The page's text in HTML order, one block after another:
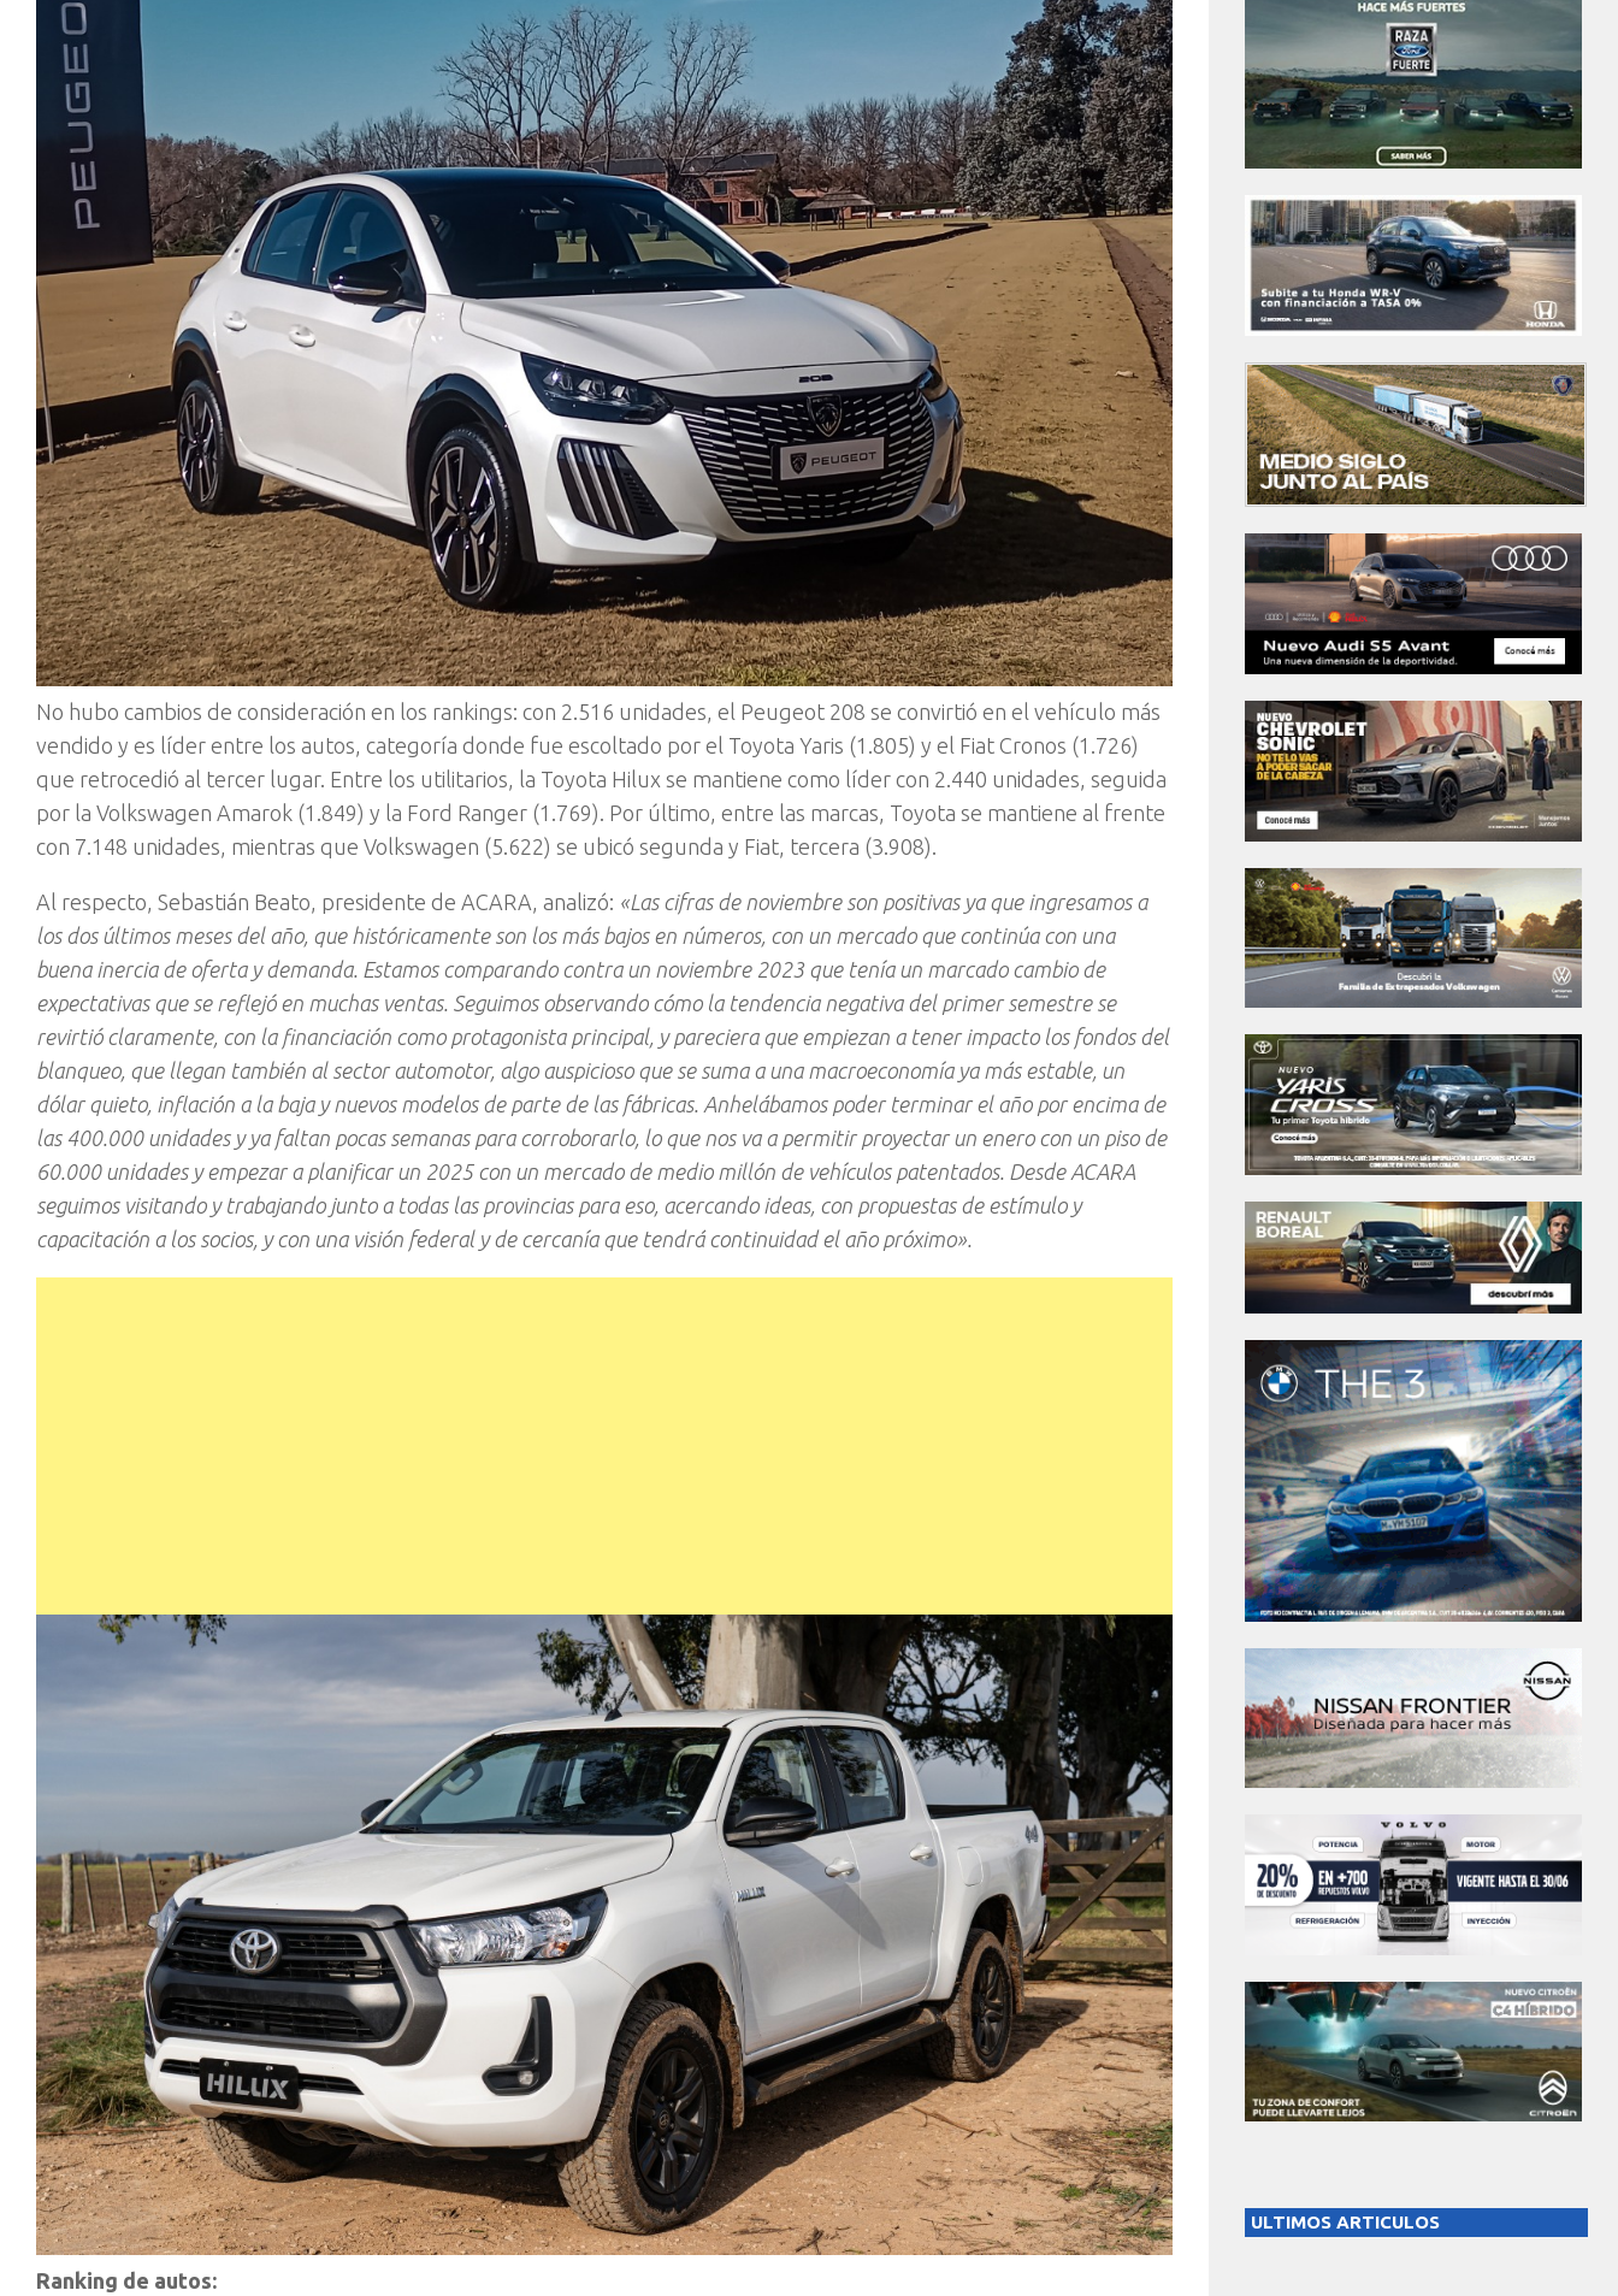
No hubo cambios de consideración en los rankings: con 2.516 unidades, el Peugeot 208 se convirtió en el vehículo más
vendido y es líder entre los autos, categoría donde fue escoltado por el Toyota Yaris (1.805) y el Fiat Cronos (1.726)
que retrocedió al tercer lugar. Entre los utilitarios, la Toyota Hilux se mantiene como líder con 2.440 unidades, seguida
por la Volkswagen Amarok (1.849) y la Ford Ranger (1.769). Por último, entre las marcas, Toyota se mantiene al frente
con 7.148 unidades, mientras que Volkswagen (5.622) se ubicó segunda y Fiat, tercera (3.908).
Al respecto, Sebastián Beato, presidente de ACARA, analizó: «Las cifras de noviembre son positivas ya que ingresamos a
los dos últimos meses del año, que históricamente son los más bajos en números, con un mercado que continúa con una
buena inercia de oferta y demanda. Estamos comparando contra un noviembre 2023 que tenía un marcado cambio de
expectativas que se reflejó en muchas ventas. Seguimos observando cómo la tendencia negativa del primer semestre se
revirtió claramente, con la financiación como protagonista principal, y pareciera que empiezan a tener impacto los fondos del
blanqueo, que llegan también al sector automotor, algo auspicioso que se suma a una macroeconomía ya más estable, un
dólar quieto, inflación a la baja y nuevos modelos de parte de las fábricas. Anhelábamos poder terminar el año por encima de
las 400.000 unidades y ya faltan pocas semanas para corroborarlo, lo que nos va a permitir proyectar un enero con un piso de
60.000 unidades y empezar a planificar un 2025 con un mercado de medio millón de vehículos patentados. Desde ACARA
seguimos visitando y trabajando junto a todas las provincias para eso, acercando ideas, con propuestas de estímulo y
capacitación a los socios, y con una visión federal y de cercanía que tendrá continuidad el año próximo».
Ranking de autos:
ULTIMOS ARTICULOS